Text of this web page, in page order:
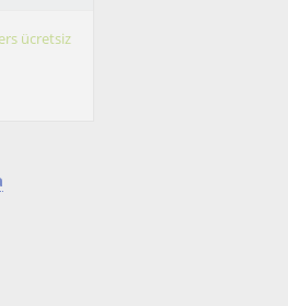
ücretsiz